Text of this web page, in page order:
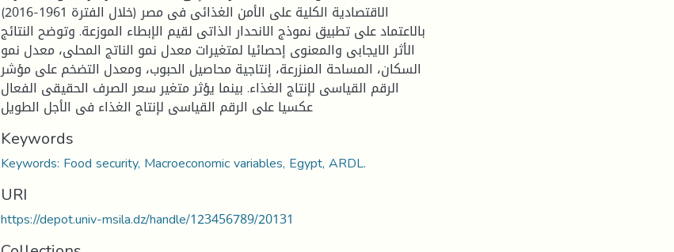
الاقتصادية الكلية على الأمن الغذائى فى مصر (خلال الفترة 1961-2016)
بالاعتماد على تطبيق نموذج الانحدار الذاتى لقيم الإبطاء الموزعة. وتوضح النتائج
الأثر الايجابى والمعنوى إحصائيا لمتغيرات معدل نمو الناتج المحلى، معدل نمو
السكان، المساحة المنزرعة، إنتاجية محاصيل الحبوب، ومعدل التضخم على مؤشر
الرقم القياسى لإنتاج الغذاء. بينما يؤثر متغير سعر الصرف الحقيقى الفعال
عكسيا على الرقم القياسى لإنتاج الغذاء فى الأجل الطويل
Keywords
Keywords: Food security, Macroeconomic variables, Egypt, ARDL.
URI
https://depot.univ-msila.dz/handle/123456789/20131